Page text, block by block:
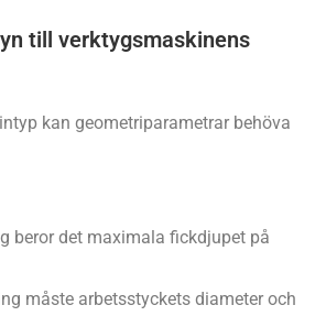
till verktygsmaskinens
kan geometriparametrar behöva
beror det maximala fickdjupet på
måste arbetsstyckets diameter och